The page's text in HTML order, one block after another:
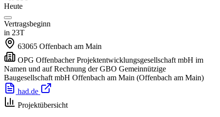
Heute
Vertragsbeginn
in 23T
63065 Offenbach am Main
OPG Offenbacher Projektentwicklungsgesellschaft mbH im
Namen und auf Rechnung der GBO Gemeinnützige
Baugesellschaft mbH Offenbach am Main (Offenbach am Main)
had.de
Projektübersicht